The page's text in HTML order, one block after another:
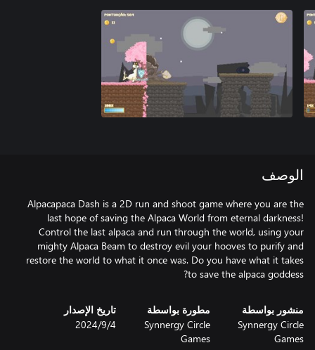
الوصف
Alpacapaca Dash is a 2D run and shoot game where you are the
last hope of saving the Alpaca World from eternal darkness!
Control the last alpaca and run through the world, using your
mighty Alpaca Beam to destroy evil your hooves to purify and
restore the world to what it once was. Do you have what it takes
to save the alpaca goddess?
منشور بواسطة
Synnergy Circle
Games
مطورة بواسطة
Synnergy Circle
Games
تاريخ الإصدار
4‏/9‏/2024